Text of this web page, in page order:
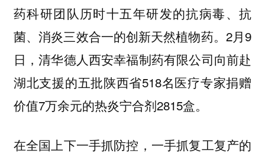
药科研团队历时十五年研发的抗病毒、抗
菌、消炎三效合一的创新天然植物药。2月9
日，清华德人西安幸福制药有限公司向前赴
湖北支援的五批陕西省518名医疗专家捐赠
价值7万余元的热炎宁合剂2815盒。
在全国上下一手抓防控，一手抓复工复产的